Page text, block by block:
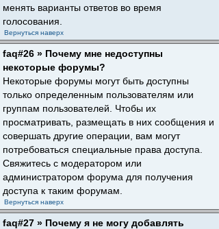
менять варианты ответов во время
голосования.
Вернуться наверх
faq#26 » Почему мне недоступны
некоторые форумы?
Некоторые форумы могут быть доступны
только определенным пользователям или
группам пользователей. Чтобы их
просматривать, размещать в них сообщения и
совершать другие операции, вам могут
потребоваться специальные права доступа.
Свяжитесь с модератором или
администратором форума для получения
доступа к таким форумам.
Вернуться наверх
faq#27 » Почему я не могу добавлять